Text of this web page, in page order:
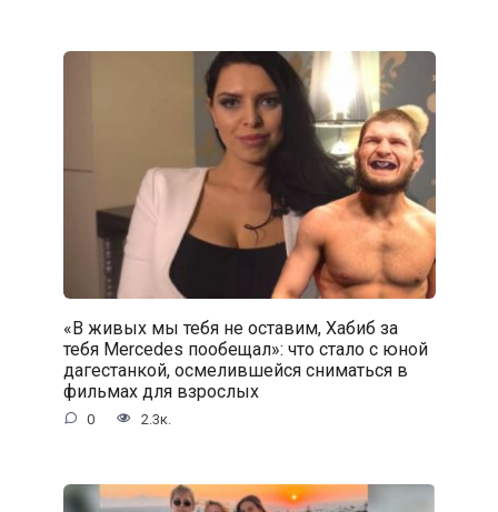
«В живых мы тебя не оставим, Хабиб за
тебя Mercedes пообещал»: что стало с юной
дагестанкой, осмелившейся сниматься в
фильмах для взрослых
0 2.3к.